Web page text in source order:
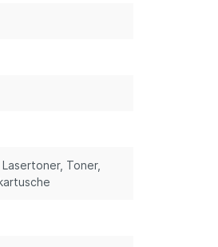
, Lasertoner, Toner,